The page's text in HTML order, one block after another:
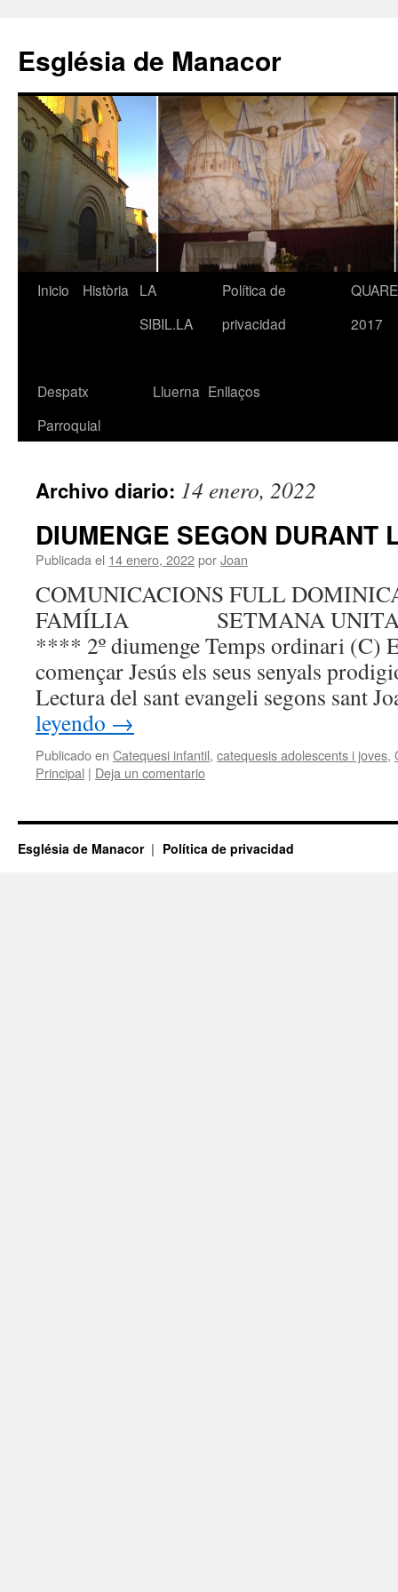
contenido
Església de Manacor
Inicio Història
LA
SIBIL.LA
Política de
privacidad
2017
Despatx
Parroquial
Lluerna Enllaços
Archivo diario: 14 enero, 2022
DIUMENGE SEGON DURANT
Publicada el 14 enero, 2022porJoan
COMUNICACIONS FULL
FAMÍLIA SETMANA
**** 2º diumenge Temps ordinari (C)
començar Jesús els seus senyals
Lectura del sant evangeli segons sant
leyendo →
Publicado en Catequesi infantil, catequesis adolescents i joves,
Principal | Deja un comentario
Església de Manacor Política de privacidad